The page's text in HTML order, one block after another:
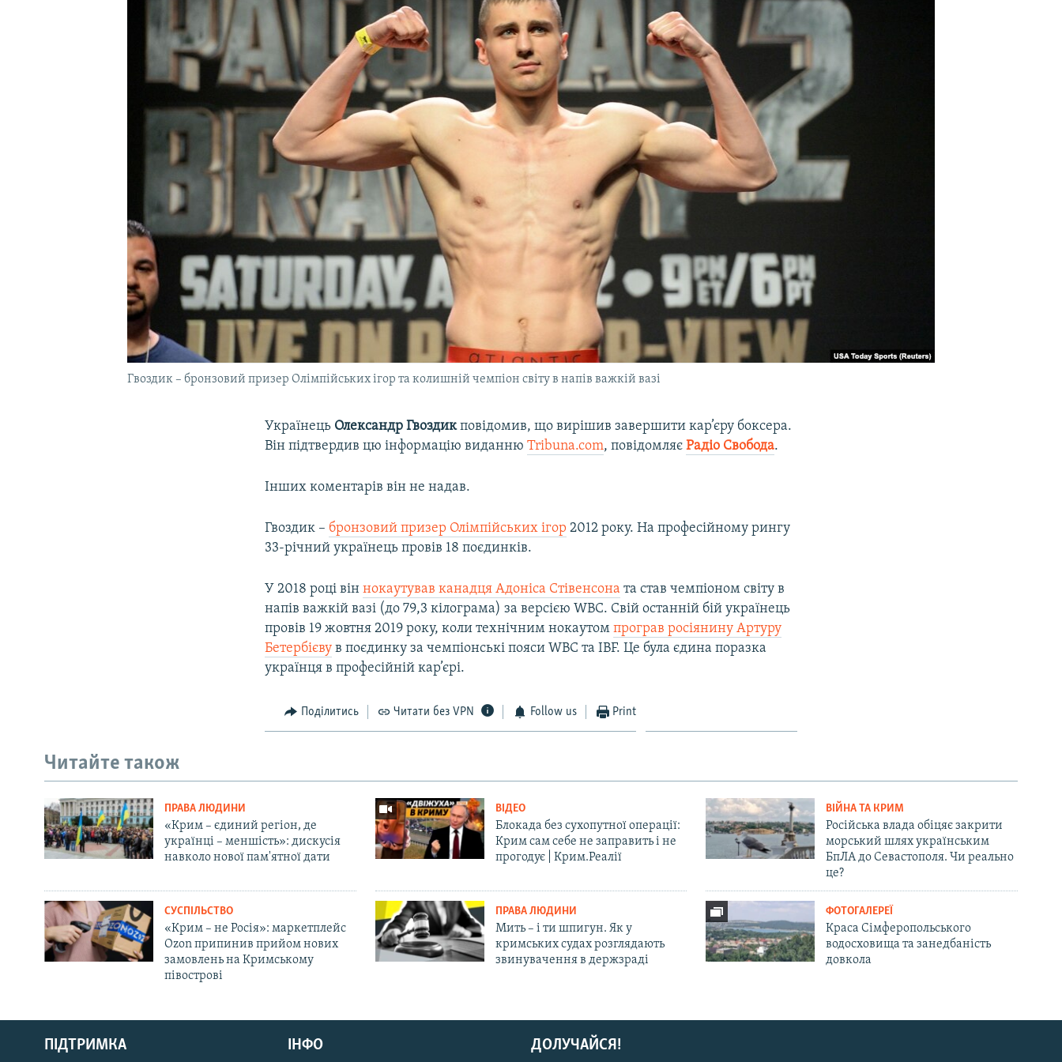
Русский
Qırımtatar
Гвоздик – бронзовий призер Олімпійських ігор та колишній чемпіон світу в напів важкій вазі
Українець Олександр Гвоздикповідомив, що вирішив завершити кар’єру боксера.
Він підтвердив цю інформацію виданнюTribuna.com, повідомляєРадіо Свобода.
Інших коментарів він не надав.
Гвоздик – бронзовий призер Олімпійських ігор 2012 року. На професійному рингу
33-річний українець провів 18 поєдинків.
У 2018 році віннокаутував канадця Адоніса Стівенсона та став чемпіоном світу в
напів важкій вазі (до 79,3 кілограма) за версією WBC. Свій останній бій українець
провів 19 жовтня 2019 року, коли технічним нокаутомпрограв росіянину Артуру
Бетербієву в поєдинку за чемпіонські пояси WBC та IBF. Це була єдина поразка
українця в професійній кар’єрі.
Поділитись Читати без VPN Follow us Print
Читайте також
ПРАВА ЛЮДИНИ
«Крим – єдиний регіон, де
українці – меншість»: дискусія
навколо нової пам'ятної дати
ВІДЕО
Блокада без сухопутної операції:
Крим сам себе не заправить і не
прогодує | Крим.Реалії
ВІЙНА ТА КРИМ
Російська влада обіцяє закрити
морський шлях українським
БпЛА до Севастополя. Чи реально
це?
СУСПІЛЬСТВО
«Крим – не Росія»: маркетплейс
Ozon припинив прийом нових
замовлень на Кримському
півострові
ПРАВА ЛЮДИНИ
Мить – і ти шпигун. Як у
кримських судах розглядають
звинувачення в держзраді
ФОТОГАЛЕРЕЇ
Краса Сімферопольського
водосховища та занедбаність
довкола
ДОЛУЧАЙСЯ!
ПІДТРИМКА ІНФО